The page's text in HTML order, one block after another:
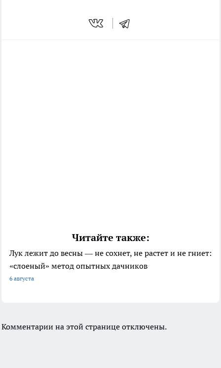
Читайте также:
Лук лежит до весны — не сохнет, не растет и не гниет:
«слоеный» метод опытных дачников
6 августа
Комментарии на этой странице отключены.